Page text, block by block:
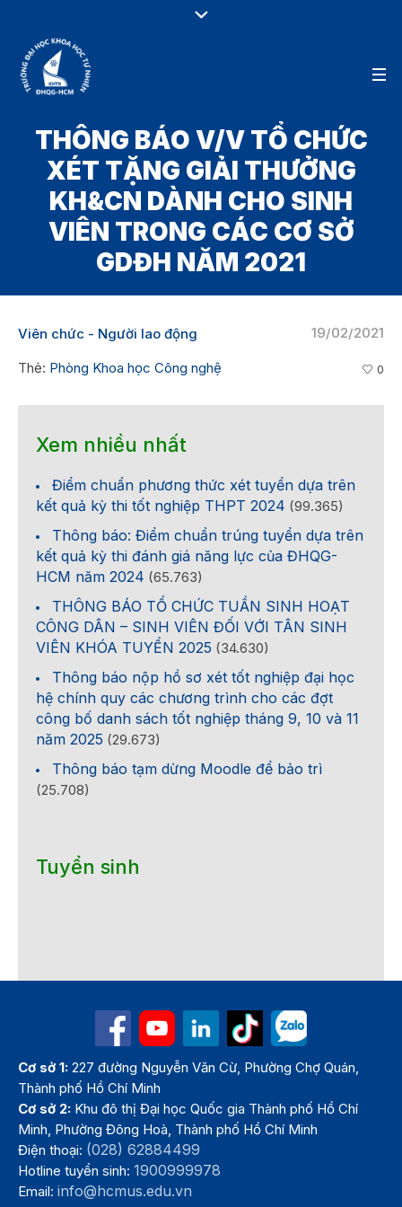
THÔNG BÁO V/V TỔ CHỨC
XÉT TẶNG GIẢI THƯỞNG
KH&CN DÀNH CHO SINH
VIÊN TRONG CÁC CƠ SỞ
GDĐH NĂM 2021
19/02/2021
Viên chức - Người lao động
Thẻ: Phòng Khoa học Công nghệ 0
Xem nhiều nhất
Điểm chuẩn phương thức xét tuyển dựa trên
kết quả kỳ thi tốt nghiệp THPT 2024 (99.365)
Thông báo: Điểm chuẩn trúng tuyển dựa trên
kết quả kỳ thi đánh giá năng lực của ĐHQG-
HCM năm 2024 (65.763)
THÔNG BÁO TỔ CHỨC TUẦN SINH HOẠT
CÔNG DÂN – SINH VIÊN ĐỐI VỚI TÂN SINH
VIÊN KHÓA TUYỂN 2025 (34.630)
Thông báo nộp hồ sơ xét tốt nghiệp đại học
hệ chính quy các chương trình cho các đợt
công bố danh sách tốt nghiệp tháng 9, 10 và 11
năm 2025 (29.673)
Thông báo tạm dừng Moodle để bảo trì
(25.708)
Tuyển sinh
Cơ sở 1: 227 đường Nguyễn Văn Cừ, Phường Chợ Quán,
Thành phố Hồ Chí Minh
Cơ sở 2: Khu đô thị Đại học Quốc gia Thành phố Hồ Chí
Minh, Phường Đông Hoà, Thành phố Hồ Chí Minh
Điện thoại: (028) 62884499
Hotline tuyển sinh:1900999978
Email:info@hcmus.edu.vn